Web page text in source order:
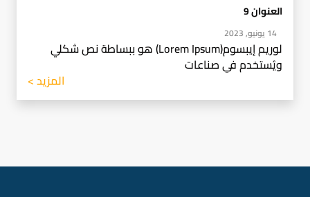
العنوان 9
14 يونيو, 2023
لوريم إيبسوم(Lorem Ipsum) هو ببساطة نص شكلي
ويُستخدم في صناعات
المزيد >